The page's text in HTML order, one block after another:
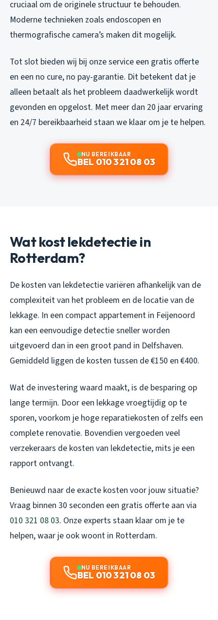
cruciaal om de originele structuur te behouden.
Moderne technieken zoals endoscopen en
thermografische camera’s maken dit mogelijk.
Tot slot bieden wij bij onze service een gratis offerte
en een no cure, no pay-garantie. Dit betekent dat je
alleen betaalt als het probleem daadwerkelijk wordt
gevonden en opgelost. Met meer dan 20 jaar ervaring
en 24/7 bereikbaarheid staan we klaar om je te helpen.
NU BEREIKBAAR
BEL 010 321 08 03
Wat kost lekdetectie in
Rotterdam?
De kosten van lekdetectie variëren afhankelijk van de
complexiteit van het probleem en de locatie van de
lekkage. In een compact appartement in Feijenoord
kan een eenvoudige detectie sneller worden
uitgevoerd dan in een groot pand in Delfshaven.
Gemiddeld liggen de kosten tussen de €150 en €400.
Wat de investering waard maakt, is de besparing op
lange termijn. Door een lekkage vroegtijdig op te
sporen, voorkom je hoge reparatiekosten of zelfs een
complete renovatie. Bovendien vergoeden veel
verzekeraars de kosten van lekdetectie, mits je een
rapport ontvangt.
Benieuwd naar de exacte kosten voor jouw situatie?
Vraag binnen 30 seconden een gratis offerte aan via
010 321 08 03. Onze experts staan klaar om je te
helpen, waar je ook woont in Rotterdam.
NU BEREIKBAAR
BEL 010 321 08 03